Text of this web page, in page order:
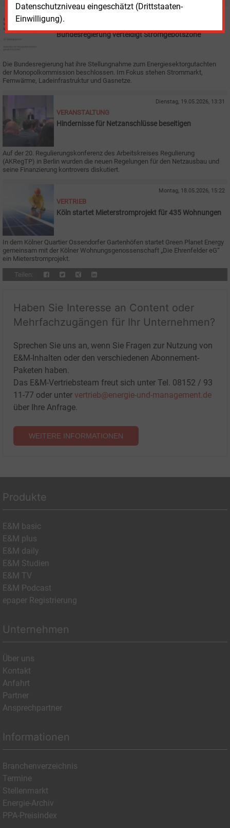
Datenschutzniveau eingeschätzt (Drittstaaten-
Einwilligung).POLITIK
Bundesregierung verteidigt Stromgebotszone
Die Bundesregierung hat ihre Stellungnahme zum Energiesektorgutachten
der Monopolkommission beschlossen. Im Fokus stehen Strommarkt,
Fernwärme, Ladeinfrastruktur und Gasnetze.
Dienstag, 19.05.2026, 13:31
VERANSTALTUNG
Hindernisse für Netzanschlüsse beseitigen
Auf der 20. Regulierungskonferenz des Arbeitskreises Regulierung
(AKRegTP) in Berlin wurden die neuen Regelungen für den Netzausbau und
seine Finanzierung kontrovers diskutiert.
Montag, 18.05.2026, 15:22
VERTRIEB
Köln startet Mieterstromprojekt für 435 Wohnungen
In dem Kölner Quartier Ossendorfer Gartenhöfen startet Green Planet Energy
gemeinsam mit der Kölner Wohnungsgenossenschaft „Die Ehrenfelder eG“
ein Mieterstromprojekt.
Teilen:
Haben Sie Interesse an Content oder
Mehrfachzugängen für Ihr Unternehmen?
Sprechen Sie uns an, wenn Sie Fragen zur Nutzung von
E&M-Inhalten oder den verschiedenen Abonnement-
Paketen haben.
Das E&M-Vertriebsteam freut sich unter Tel. 08152 / 93
11-77 oder unter vertrieb@energie-und-management.de
über Ihre Anfrage.
WEITERE INFORMATIONEN
Produkte
E&M basic
E&M plus
E&M daily
E&M Studien
E&M TV
E&M Podcast
epaper Registrierung
Unternehmen
Über uns
Kontakt
Anfahrt
Partner
Ansprechpartner
Informationen
Branchenverzeichnis
Termine
Stellenmarkt
Energie-Archiv
PPA-Preisindex